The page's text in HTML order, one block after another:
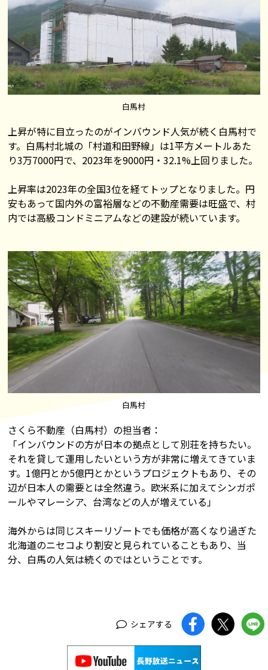
白馬村
上昇が特に目立ったのがインバウンド人気が続く白馬村で
す。白馬村北城の「村道和田野線」は1平方メートルあた
り3万7000円で、2023年を9000円・32.1%上回りました。
上昇率は2023年の全国3位を経てトップとなりました。円
安もあって国内外の富裕層などの不動産需要は旺盛で、村
内では高級コンドミニアムなどの建設が続いています。
白馬村
さくら不動産（白馬村）の担当者：
「インバウンドの方が日本の拠点として別荘を持ちたい。
それを貸して運用したいという方が非常に増えてきていま
す。1億円とか5億円とかというプロジェクトもあり、その
辺が日本人の需要とは全然違う。欧米系に加えてシンガポ
ールやマレーシア、台湾などの人が増えている」
海外からは同じスキーリゾートでも価格が高くなり過ぎた
北海道のニセコより割安と見られていることもあり、当
分、白馬の人気は続くのではということです。
シェアする